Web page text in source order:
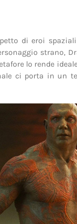
di eroi
strano,
lo rende
ci porta in un